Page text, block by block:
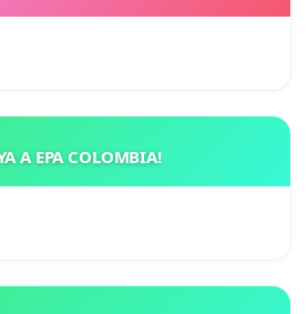
A EPA COLOMBIA!